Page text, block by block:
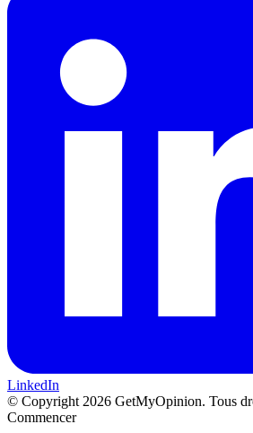
LinkedIn
© Copyright 2026 GetMyOpinion. Tous
Commencer